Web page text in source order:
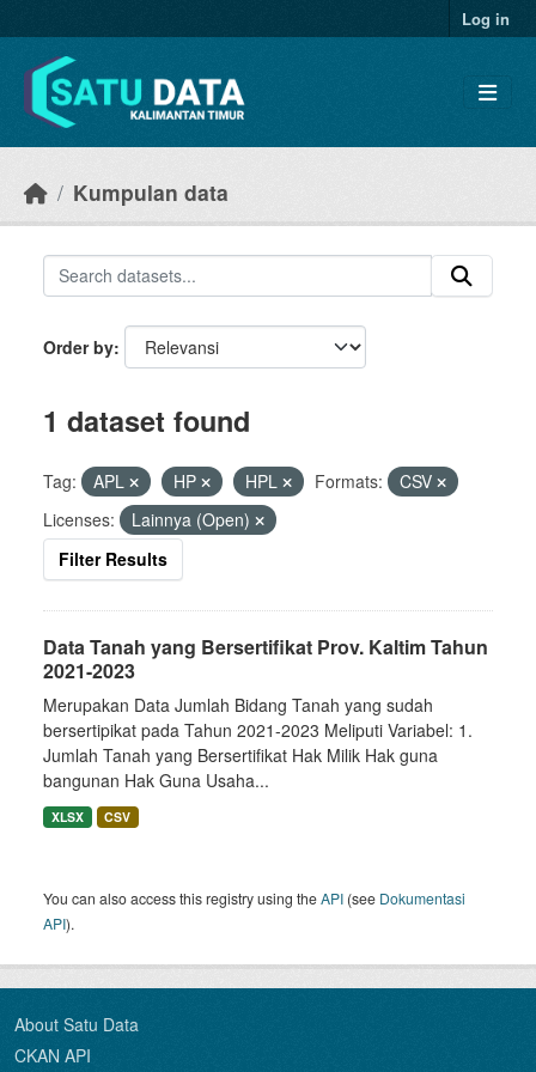
Log in
Kumpulan data
Order by
1 dataset found
Tag: APL HP HPL Formats:
CSV
Licenses:
Lainnya (Open)
Filter Results
Data Tanah yang Bersertifikat Prov. Kaltim Tahun
2021-2023
Merupakan Data Jumlah Bidang Tanah yang sudah
bersertipikat pada Tahun 2021-2023 Meliputi Variabel: 1.
Jumlah Tanah yang Bersertifikat Hak Milik Hak guna
bangunan Hak Guna Usaha...
XLSX CSV
You can also access this registry using theAPI (see Dokumentasi
API).
About Satu Data
CKAN API